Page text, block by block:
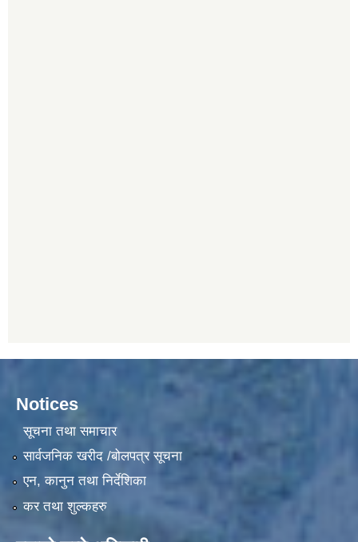
Notices
सूचना तथा समाचार
सार्वजनिक खरीद /बोलपत्र सूचना
एन, कानुन तथा निर्देशिका
कर तथा शुल्कहरु